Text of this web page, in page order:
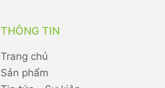
THÔNG TIN
Trang chủ
Sản phẩm